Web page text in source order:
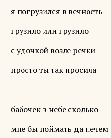
я погрузился в вечность —
грузило или грузило
с удочкой возле речки —
просто ты так просила
бабочек в небе сколько
мне бы поймать да нечем